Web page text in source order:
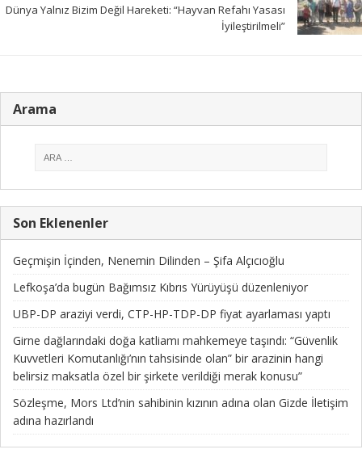
Dünya Yalnız Bizim Değil Hareketi: “Hayvan Refahı Yasası
İyileştirilmeli”
Arama
Son Eklenenler
Geçmişin İçinden, Nenemin Dilinden – Şifa Alçıcıoğlu
Lefkoşa’da bugün Bağımsız Kıbrıs Yürüyüşü düzenleniyor
UBP-DP araziyi verdi, CTP-HP-TDP-DP fiyat ayarlaması yaptı
Girne dağlarındaki doğa katliamı mahkemeye taşındı: “Güvenlik
Kuvvetleri Komutanlığı’nın tahsisinde olan” bir arazinin hangi
belirsiz maksatla özel bir şirkete verildiği merak konusu”
Sözleşme, Mors Ltd’nin sahibinin kızının adına olan Gizde İletişim
adına hazırlandı